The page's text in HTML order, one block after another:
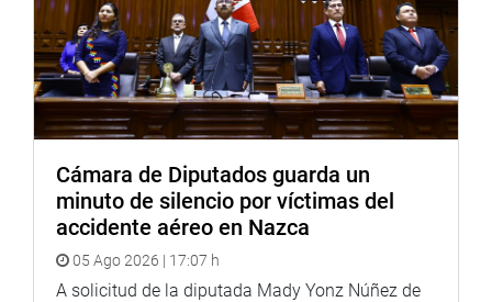
Cámara de Diputados guarda un
minuto de silencio por víctimas del
accidente aéreo en Nazca
05 Ago 2026 | 17:07 h
A solicitud de la diputada Mady Yonz Núñez de